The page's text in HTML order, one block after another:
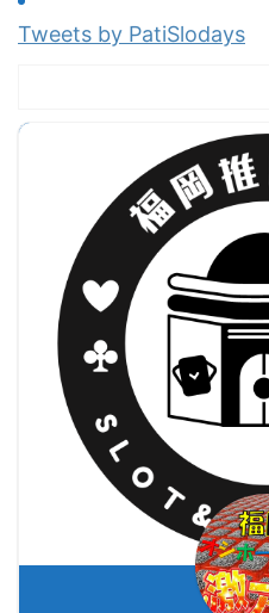
Tweets by PatiSlodays